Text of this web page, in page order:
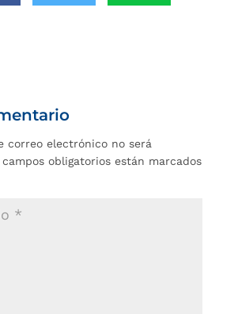
correo electrónico no será
campos obligatorios están marcados